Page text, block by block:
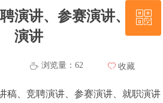
演讲、参赛演讲、就职
演讲
稿、竞聘演讲、参赛演讲、就职演讲
ꄘ 浏览量： 62 ꄀ 收藏
QQ客服
ꀥ